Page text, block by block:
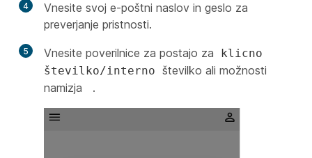
4
Vnesite svoj e-poštni naslov in geslo za
preverjanje pristnosti.
5 Vnesite poverilnice za postajo za
klicno
številko/interno številko ali možnosti
namizja
.